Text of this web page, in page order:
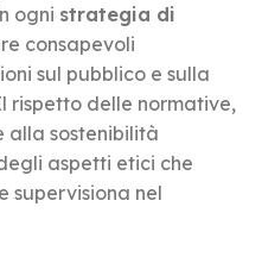
ogni strategia di
consapevoli
sul pubblico e sulla
rispetto delle normative,
alla sostenibilità
aspetti etici che
supervisiona nel